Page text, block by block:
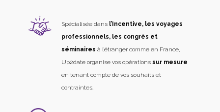
Spécialisée dans l’Incentive, les voyages
professionnels, les congrès et
séminaires à l’étranger comme en France,
Up2date organise vos opérations sur mesure
en tenant compte de vos souhaits et
contraintes.